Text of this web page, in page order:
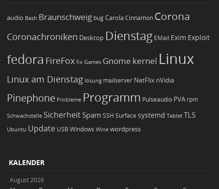
audio Bash Braunschweig bugCarola Cinnamon Corona
Coronachroniken Desktop Dienstag EMail Exim Exploit
fedora FireFox fix Games Gnome kernel Linux
Linux am Dienstag lösung mailserver NetFlix nVidia
Pinephone Probleme Programm Pulseaudio PVA rpm
Schwachstelle Sicherheit Spam SSH Surface systemd Tablet TLS
Ubuntu Update USB Windows Wine wordpress
KALENDER
August 2026